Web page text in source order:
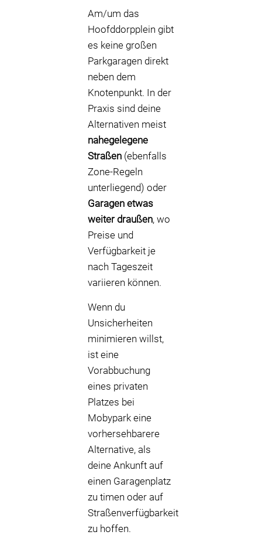
Am/um das
Hoofddorpplein gibt
es keine großen
Parkgaragen direkt
neben dem
Knotenpunkt. In der
Praxis sind deine
Alternativen meist
nahegelegene
Straßen (ebenfalls
Zone-Regeln
unterliegend) oder
Garagen etwas
weiter draußen, wo
Preise und
Verfügbarkeit je
nach Tageszeit
variieren können.
Wenn du
Unsicherheiten
minimieren willst,
ist eine
Vorabbuchung
eines privaten
Platzes bei
Mobypark eine
vorhersehbarere
Alternative, als
deine Ankunft auf
einen Garagenplatz
zu timen oder auf
Straßenverfügbarkeit
zu hoffen.